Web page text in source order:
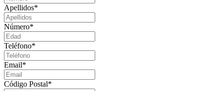
Apellidos*
Número*
Teléfono*
Email*
Código Postal*